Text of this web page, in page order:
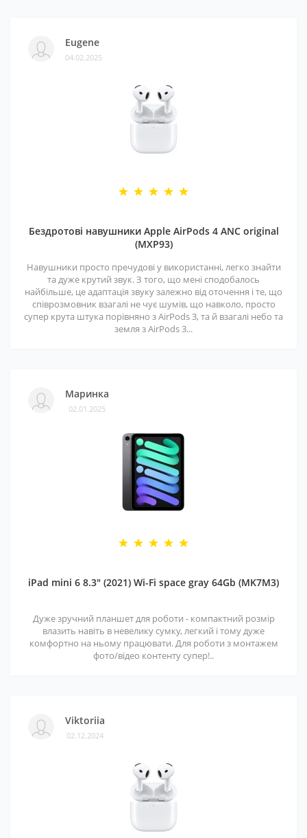
Eugene
04.02.2025
Бездротові навушники Apple AirPods 4 ANC original
(MXP93)
Навушники просто пречудові у використанні, легко знайти
та дуже крутий звук. З того, що мені сподобалось
найбільше, це адаптація звуку залежно від оточення і те, що
співрозмовник взагалі не чує шумів, що навколо, просто
супер крута штука порівняно з AirPods 3, та й взагалі небо та
земля з AirPods 3...
Маринка
02.01.2025
iPad mini 6 8.3" (2021) Wi-Fi space gray 64Gb (MK7M3)
Дуже зручний планшет для роботи - компактний розмір
влазить навіть в невелику сумку, легкий і тому дуже
комфортно на ньому працювати. Для роботи з монтажем
фото/відео контенту супер!..
Viktoriia
02.12.2024